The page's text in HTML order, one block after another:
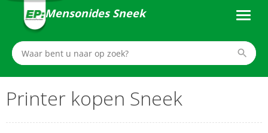
Mensonides Sneek
Printer kopen Sneek